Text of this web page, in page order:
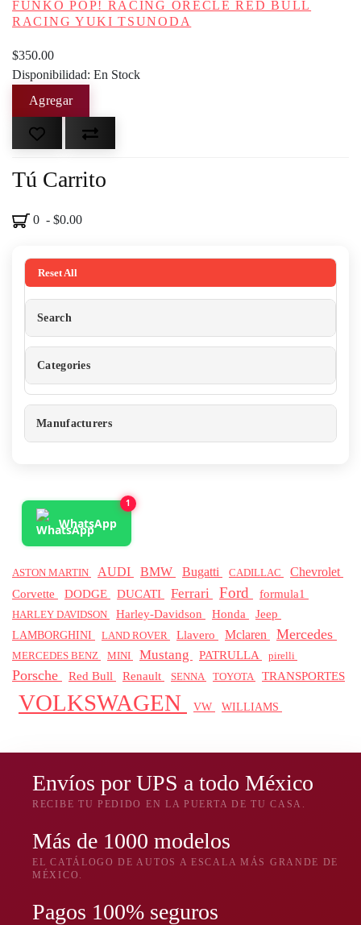
FUNKO POP! RACING ORECLE RED BULL
RACING YUKI TSUNODA
$350.00
Disponibilidad: En Stock
Tú Carrito
0 - $0.00
Reset All
Search
Categories
Manufacturers
WhatsApp
1
ASTON MARTIN AUDI BMW Bugatti CADILLAC Chevrolet
Corvette DODGE DUCATI Ferrari Ford formula1
HARLEY DAVIDSON Harley-Davidson Honda Jeep
LAMBORGHINI LAND ROVER Llavero Mclaren Mercedes
MERCEDES BENZ MINI Mustang PATRULLA pirelli
Porsche Red Bull Renault SENNA TOYOTA TRANSPORTES
VOLKSWAGEN VW WILLIAMS
Envíos por UPS a todo México
RECIBE TU PEDIDO EN LA PUERTA DE TU CASA.
Más de 1000 modelos
EL CATÁLOGO DE AUTOS A ESCALA MÁS GRANDE DE
MÉXICO.
Pagos 100% seguros